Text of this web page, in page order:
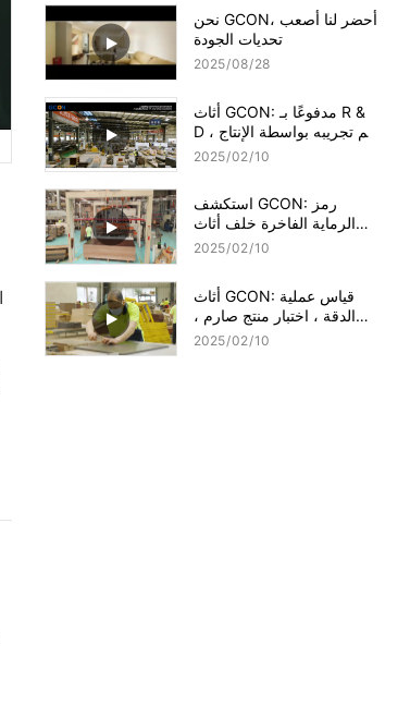
نحن GCON، أحضر لنا أصعب
تحديات الجودة
2025 08 28
أثاث GCON: مدفوعًا بـ R &
D ، تم تجريبه بواسطة الإنتاج
المقياس
2025 02 10
استكشف GCON: رمز
الرماية الفاخرة خلف أثاث
الفندق
2025 02 10
أثاث GCON: قياس عملية
الدقة ، اختبار منتج صارم ،
خلق أسطورة من الجودة
2025 02 10